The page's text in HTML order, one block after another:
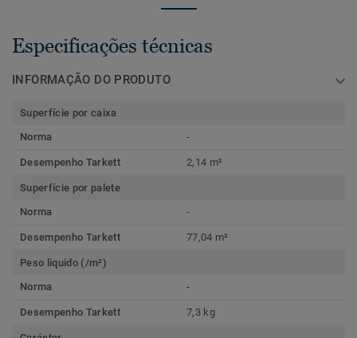
Especificações técnicas
INFORMAÇÃO DO PRODUTO
Superfície por caixa
Norma
-
Desempenho Tarkett 2,14 m²
Superfície por palete
Norma
-
Desempenho Tarkett 77,04 m²
Peso liquido (/m²)
Norma
-
Desempenho Tarkett 7,3 kg